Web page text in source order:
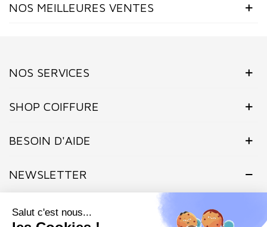
NOS MEILLEURES VENTES
NOS SERVICES
SHOP COIFFURE
BESOIN D'AIDE
NEWSLETTER
exclusivité nos offres flashs, promotions et actualités.